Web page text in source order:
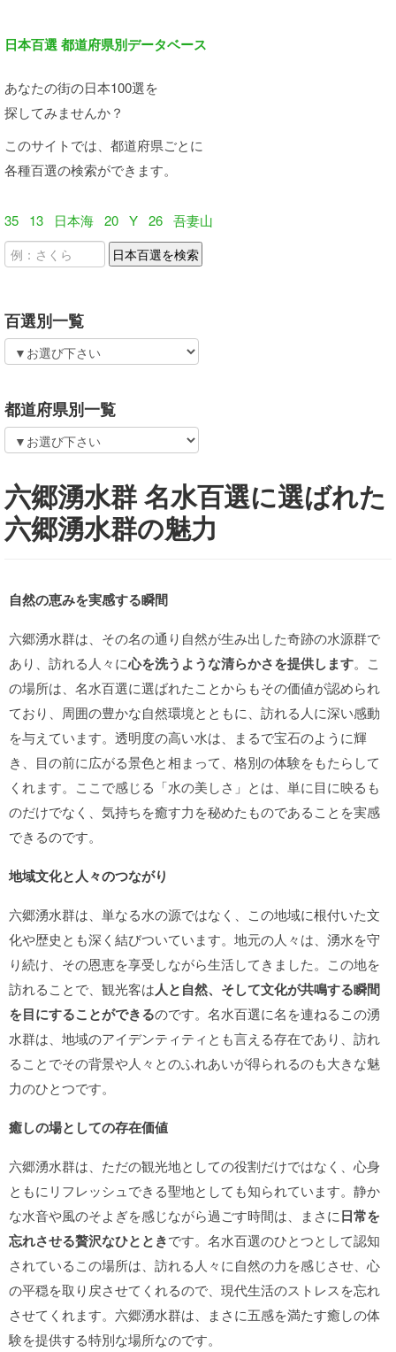
日本百選 都道府県別データベース
あなたの街の日本100選を
探してみませんか？
このサイトでは、都道府県ごとに
各種百選の検索ができます。
35 13 日本海 20 Y 26 吾妻山
百選別一覧
都道府県別一覧
六郷湧水群 名水百選に選ばれた
六郷湧水群の魅力
自然の恵みを実感する瞬間
六郷湧水群は、その名の通り自然が生み出した奇跡の水源群で
あり、訪れる人々に心を洗うような清らかさを提供します。こ
の場所は、名水百選に選ばれたことからもその価値が認められ
ており、周囲の豊かな自然環境とともに、訪れる人に深い感動
を与えています。透明度の高い水は、まるで宝石のように輝
き、目の前に広がる景色と相まって、格別の体験をもたらして
くれます。ここで感じる「水の美しさ」とは、単に目に映るも
のだけでなく、気持ちを癒す力を秘めたものであることを実感
できるのです。
地域文化と人々のつながり
六郷湧水群は、単なる水の源ではなく、この地域に根付いた文
化や歴史とも深く結びついています。地元の人々は、湧水を守
り続け、その恩恵を享受しながら生活してきました。この地を
訪れることで、観光客は人と自然、そして文化が共鳴する瞬間
を目にすることができるのです。名水百選に名を連ねるこの湧
水群は、地域のアイデンティティとも言える存在であり、訪れ
ることでその背景や人々とのふれあいが得られるのも大きな魅
力のひとつです。
癒しの場としての存在価値
六郷湧水群は、ただの観光地としての役割だけではなく、心身
ともにリフレッシュできる聖地としても知られています。静か
な水音や風のそよぎを感じながら過ごす時間は、まさに日常を
忘れさせる贅沢なひとときです。名水百選のひとつとして認知
されているこの場所は、訪れる人々に自然の力を感じさせ、心
の平穏を取り戻させてくれるので、現代生活のストレスを忘れ
させてくれます。六郷湧水群は、まさに五感を満たす癒しの体
験を提供する特別な場所なのです。